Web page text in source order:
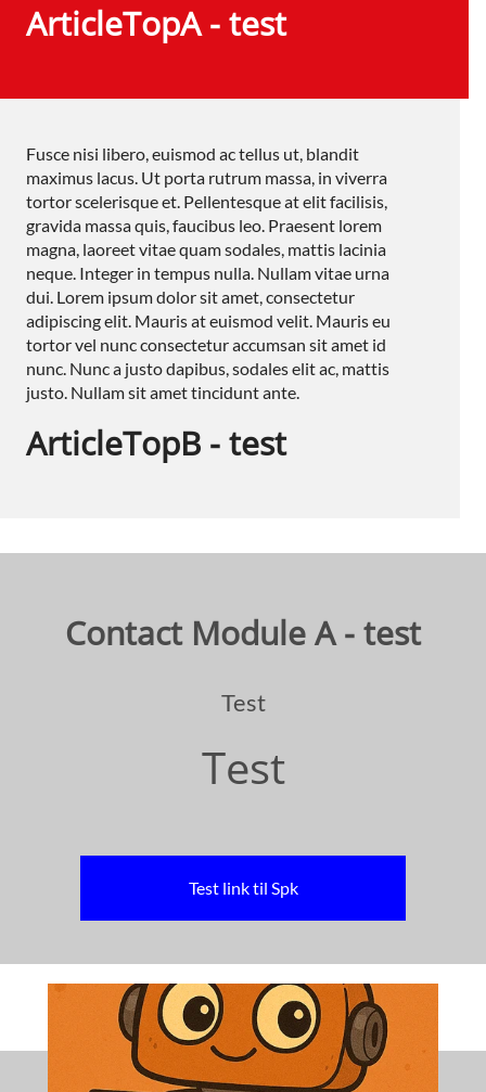
ArticleTopA - test
Fusce nisi libero, euismod ac tellus ut, blandit
maximus lacus. Ut porta rutrum massa, in viverra
tortor scelerisque et. Pellentesque at elit facilisis,
gravida massa quis, faucibus leo. Praesent lorem
magna, laoreet vitae quam sodales, mattis lacinia
neque. Integer in tempus nulla. Nullam vitae urna
dui. Lorem ipsum dolor sit amet, consectetur
adipiscing elit. Mauris at euismod velit. Mauris eu
tortor vel nunc consectetur accumsan sit amet id
nunc. Nunc a justo dapibus, sodales elit ac, mattis
justo. Nullam sit amet tincidunt ante.
ArticleTopB - test
Contact Module A - test
Test
Test
Test link til Spk